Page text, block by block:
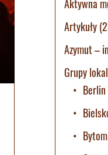
Aktywna
Artykuły
Azymut –
Grupy
Berlin
Bytom